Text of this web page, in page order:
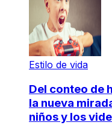
Estilo de vida
Del conteo de
la nueva
niños y los